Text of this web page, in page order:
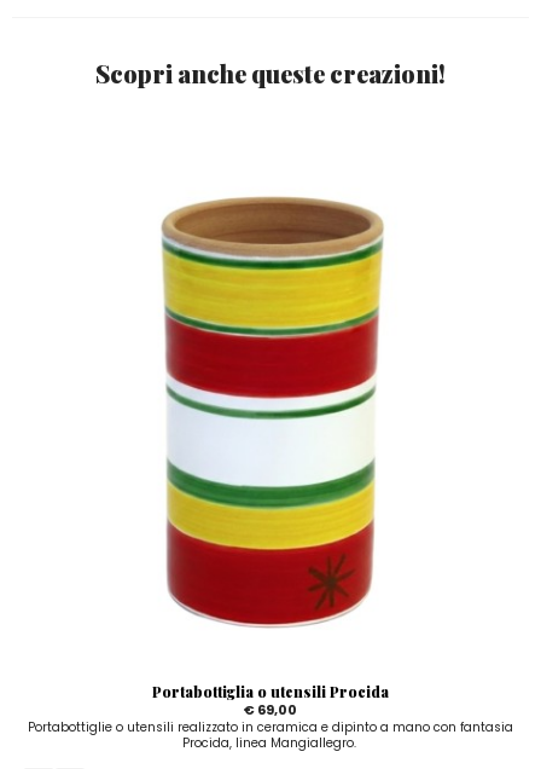
Scopri anche queste creazioni!
Portabottiglia o utensili Procida
€ 69,00
Portabottiglie o utensili realizzato in ceramica e dipinto a mano con fantasia
Procida, linea Mangiallegro.